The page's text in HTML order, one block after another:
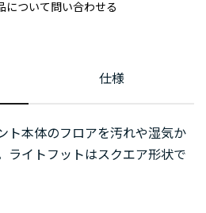
について問い合わせる
仕様
ト本体のフロアを汚れや湿気か
ライトフットはスクエア形状で